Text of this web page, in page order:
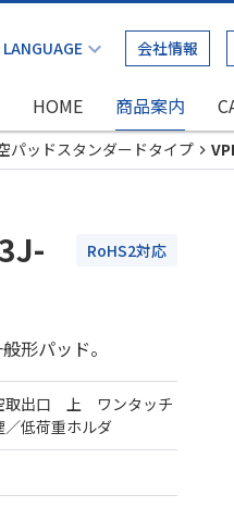
会社情報
HOME 商品案内
パッドスタンダードタイプ
RoHS2対応
形パッド。
取出口 上 ワンタッチ
低荷重ホルダ